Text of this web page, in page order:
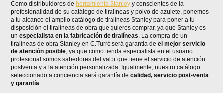
Como distribuidores de herramienta Stanley y conscientes de la
profesionalidad de su catálogo de tiralíneas y polvo de azulete, ponemos
a tu alcance el amplio catálogo de tiralíneas Stanley para poner a tu
disposición el tiralíneas de obra que quieres comprar, ya que Stanley es
unespecialista en la fabricación de tiralíneas. La compra de un
tiralíneas de obra Stanley en C.Turró será garantía deel mejor servicio
de atención posible, ya que como tienda especialista en el usuario
profesional somos sabedores del valor que tiene el servicio de atención
postventa y a la atención personalizada. Igualmente, nuestro catálogo
seleccionado a conciencia será garantía decalidad, servicio post-venta
y garantía.